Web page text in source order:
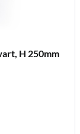
H 250mm